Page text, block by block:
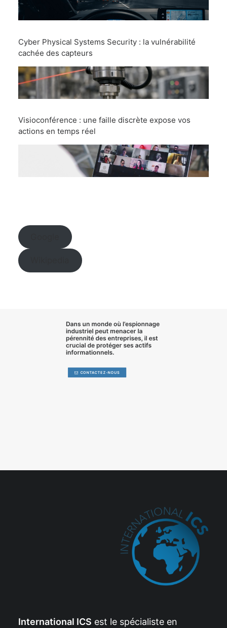
Cyber Physical Systems Security : la vulnérabilité
cachée des capteurs
Visioconférence : une faille discrète expose vos
actions en temps réel
Dans un monde où l’espionnage
industriel peut menacer la
pérennité des entreprises, il est
crucial de protéger ses actifs
informationnels.
CONTACTEZ-NOUS
International ICS est le spécialiste en